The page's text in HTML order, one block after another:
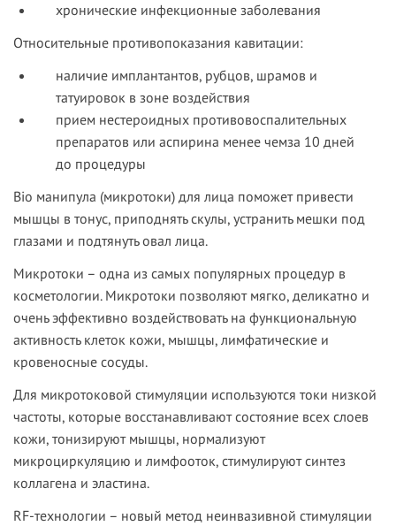
хронические инфекционные заболевания
Относительные противопоказания кавитации:
наличие имплантантов, рубцов, шрамов и
татуировок в зоне воздействия
прием нестероидных противовоспалительных
препаратов или аспирина менее чемза 10 дней
до процедуры
Bio манипула (микротоки) для лица поможет привести
мышцы в тонус, приподнять скулы, устранить мешки под
глазами и подтянуть овал лица.
Микротоки – одна из самых популярных процедур в
косметологии. Микротоки позволяют мягко, деликатно и
очень эффективно воздействовать на функциональную
активность клеток кожи, мышцы, лимфатические и
кровеносные сосуды.
Для микротоковой стимуляции используются токи низкой
частоты, которые восстанавливают состояние всех слоев
кожи, тонизируют мышцы, нормализуют
микроциркуляцию и лимфооток, стимулируют синтез
коллагена и эластина.
RF-технологии – новый метод неинвазивной стимуляции